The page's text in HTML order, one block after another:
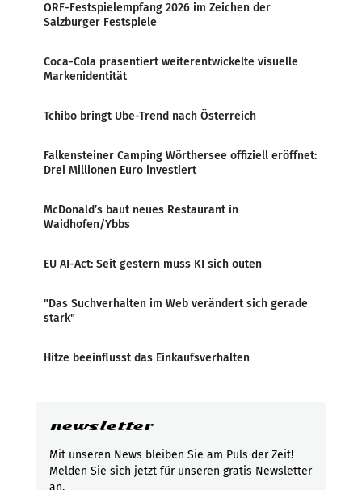
ORF-Festspielempfang 2026 im Zeichen der
Salzburger Festspiele
Coca-Cola präsentiert weiterentwickelte visuelle
Markenidentität
Tchibo bringt Ube-Trend nach Österreich
Falkensteiner Camping Wörthersee offiziell eröffnet:
Drei Millionen Euro investiert
McDonald’s baut neues Restaurant in
Waidhofen/Ybbs
EU AI-Act: Seit gestern muss KI sich outen
"Das Suchverhalten im Web verändert sich gerade
stark"
Hitze beeinflusst das Einkaufsverhalten
newsletter
Mit unseren News bleiben Sie am Puls der Zeit!
Melden Sie sich jetzt für unseren gratis Newsletter
an.